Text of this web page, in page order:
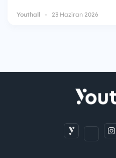
Youthall 23 Haziran 2026